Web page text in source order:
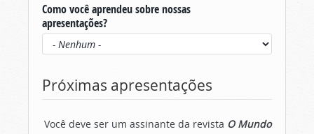
Como você aprendeu sobre nossas
apresentações?
Próximas apresentações
Você deve ser um assinante da revista O Mundo